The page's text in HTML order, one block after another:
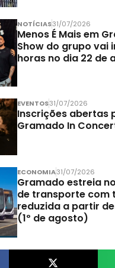
NOTÍCIAS31/07/2026
Menos É Mais em
Show do grupo vai
horas no dia 22 de
EVENTOS31/07/2026
Inscrições abertas
Gramado In
ECONOMIA31/07/2026
Gramado estreia
de transporte com
reduzida a partir
(1º de agosto)